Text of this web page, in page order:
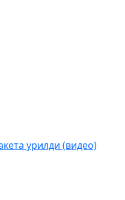
урилди (видео)